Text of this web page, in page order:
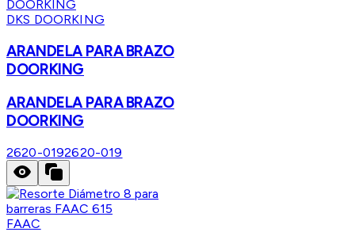
DKS DOORKING
ARANDELA PARA BRAZO
DOORKING
ARANDELA PARA BRAZO
DOORKING
2620-0192620-019
FAAC